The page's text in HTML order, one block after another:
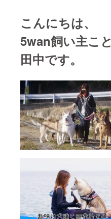
こんにちは、
5wan飼い主こと
田中です。